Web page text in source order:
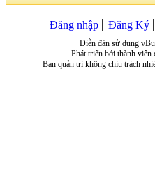
Đăng nhập Đăng Ký
Diễn đàn sử dụng
Phát triển bởi thành
Ban quản trị không chịu trách